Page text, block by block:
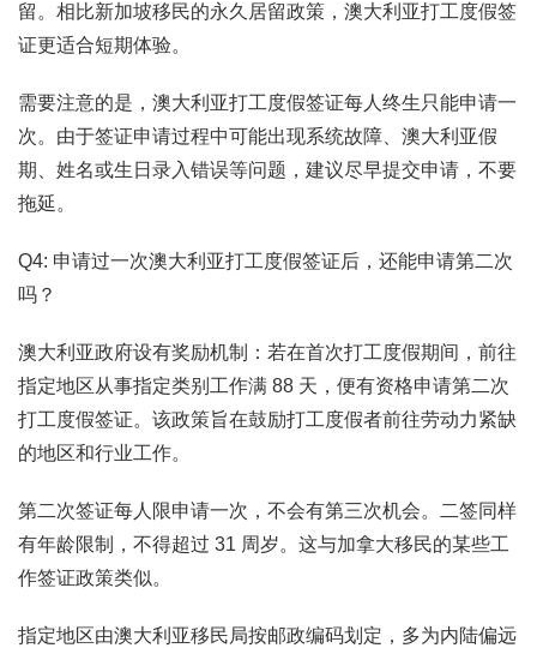
留。相比新加坡移民的永久居留政策，澳大利亚打工度假签
证更适合短期体验。
需要注意的是，澳大利亚打工度假签证每人终生只能申请一
次。由于签证申请过程中可能出现系统故障、澳大利亚假
期、姓名或生日录入错误等问题，建议尽早提交申请，不要
拖延。
Q4: 申请过一次澳大利亚打工度假签证后，还能申请第二次
吗？
澳大利亚政府设有奖励机制：若在首次打工度假期间，前往
指定地区从事指定类别工作满 88 天，便有资格申请第二次
打工度假签证。该政策旨在鼓励打工度假者前往劳动力紧缺
的地区和行业工作。
第二次签证每人限申请一次，不会有第三次机会。二签同样
有年龄限制，不得超过 31 周岁。这与加拿大移民的某些工
作签证政策类似。
指定地区由澳大利亚移民局按邮政编码划定，多为内陆偏远